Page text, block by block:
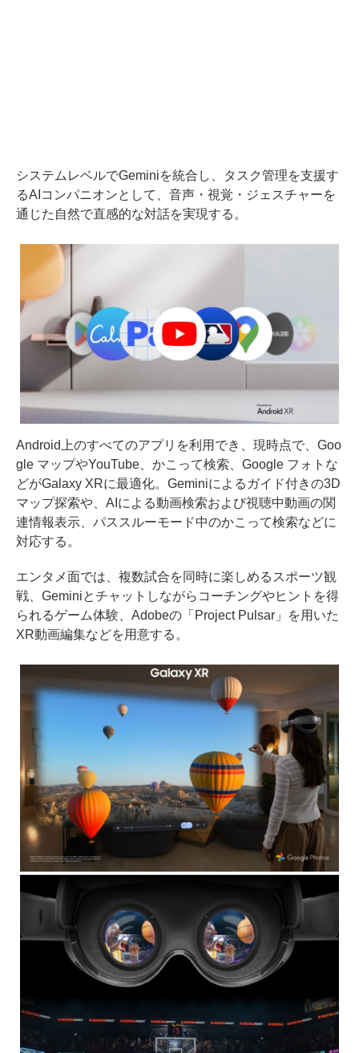
システムレベルでGeminiを統合し、タスク管理を支援す
るAIコンパニオンとして、音声・視覚・ジェスチャーを
通じた自然で直感的な対話を実現する。
Android上のすべてのアプリを利用でき、現時点で、Goo
gle マップやYouTube、かこって検索、Google フォトな
どがGalaxy XRに最適化。Geminiによるガイド付きの3D
マップ探索や、AIによる動画検索および視聴中動画の関
連情報表示、パススルーモード中のかこって検索などに
対応する。
エンタメ面では、複数試合を同時に楽しめるスポーツ観
戦、Geminiとチャットしながらコーチングやヒントを得
られるゲーム体験、Adobeの「Project Pulsar」を用いた
XR動画編集などを用意する。